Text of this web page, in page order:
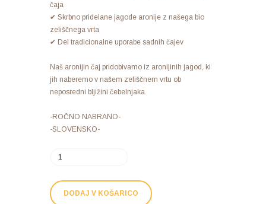
čaja
✔ Skrbno pridelane jagode aronije z našega bio
zeliščnega vrta
✔ Del tradicionalne uporabe sadnih čajev
Naš aronijin čaj pridobivamo iz aronijinih jagod, ki
jih naberemo v našem zeliščnem vrtu ob
neposredni bljižini čebelnjaka.
-ROČNO NABRANO-
-SLOVENSKO-
DODAJ V KOŠARICO